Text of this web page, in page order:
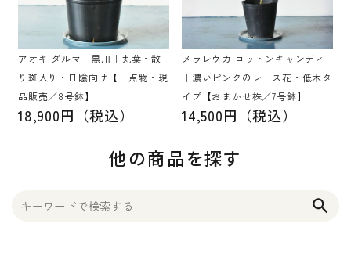
アオキ ダルマ 黒川｜丸葉・散
り斑入り・日陰向け【一点物・現
品販売／8号鉢】
18,900円（税込）
メラレウカ コットンキャンディ
｜濃いピンクのレース花・低木タ
イプ【おまかせ株／7号鉢】
14,500円（税込）
他の商品を探す
search